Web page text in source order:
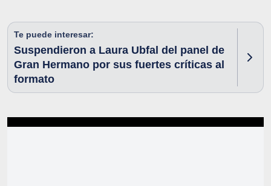
Te puede interesar:
Suspendieron a Laura Ubfal del panel de
Gran Hermano por sus fuertes críticas al
formato